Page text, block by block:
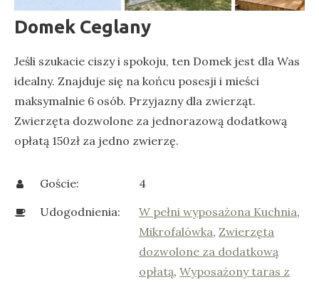
Domek Ceglany
Jeśli szukacie ciszy i spokoju, ten Domek jest dla Was
idealny. Znajduje się na końcu posesji i mieści
maksymalnie 6 osób. Przyjazny dla zwierząt.
Zwierzęta dozwolone za jednorazową dodatkową
opłatą 150zł za jedno zwierzę.
Goście:
4
Udogodnienia:
W pełni wyposażona Kuchnia,
Mikrofalówka, Zwierzęta
dozwolone za dodatkową
opłatą, Wyposażony taras z